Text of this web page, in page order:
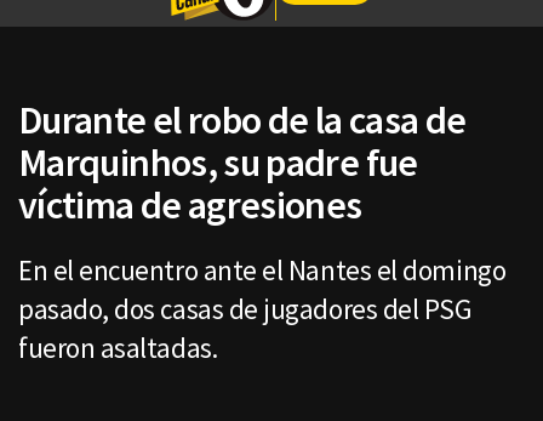
Durante el robo de la casa de
Marquinhos, su padre fue
víctima de agresiones
En el encuentro ante el Nantes el domingo
pasado, dos casas de jugadores del PSG
fueron asaltadas.